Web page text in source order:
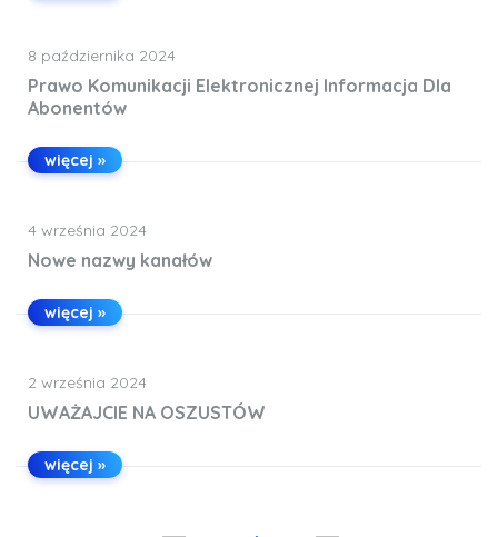
8 października 2024
Prawo Komunikacji Elektronicznej Informacja Dla
Abonentów
więcej »
4 września 2024
Nowe nazwy kanałów
więcej »
2 września 2024
UWAŻAJCIE NA OSZUSTÓW
więcej »